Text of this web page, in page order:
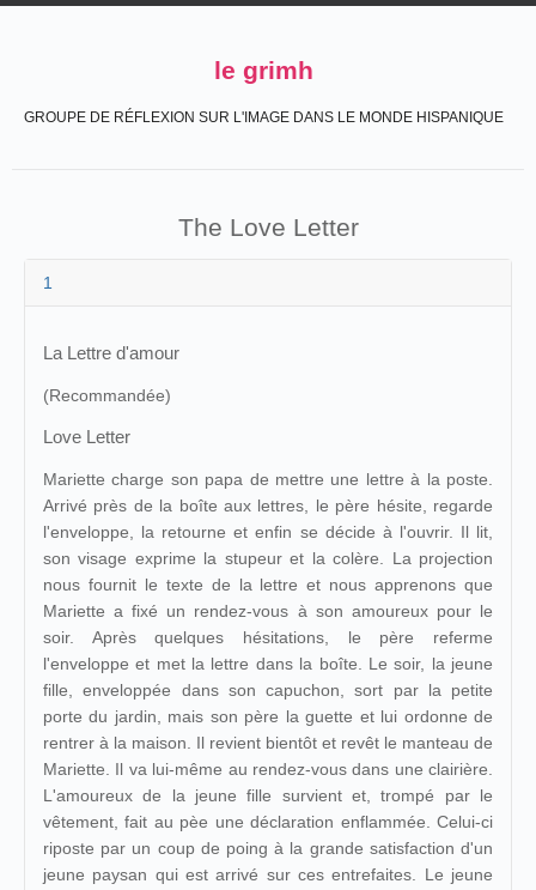
le grimh
GROUPE DE RÉFLEXION SUR L'IMAGE DANS LE MONDE HISPANIQUE
The Love Letter
1
La Lettre d'amour
(Recommandée)
Love Letter
Mariette charge son papa de mettre une lettre à la poste.
Arrivé près de la boîte aux lettres, le père hésite, regarde
l'enveloppe, la retourne et enfin se décide à l'ouvrir. Il lit,
son visage exprime la stupeur et la colère. La projection
nous fournit le texte de la lettre et nous apprenons que
Mariette a fixé un rendez-vous à son amoureux pour le
soir. Après quelques hésitations, le père referme
l'enveloppe et met la lettre dans la boîte. Le soir, la jeune
fille, enveloppée dans son capuchon, sort par la petite
porte du jardin, mais son père la guette et lui ordonne de
rentrer à la maison. Il revient bientôt et revêt le manteau de
Mariette. Il va lui-même au rendez-vous dans une clairière.
L'amoureux de la jeune fille survient et, trompé par le
vêtement, fait au pèe une déclaration enflammée. Celui-ci
riposte par un coup de poing à la grande satisfaction d'un
jeune paysan qui est arrivé sur ces entrefaites. Le jeune